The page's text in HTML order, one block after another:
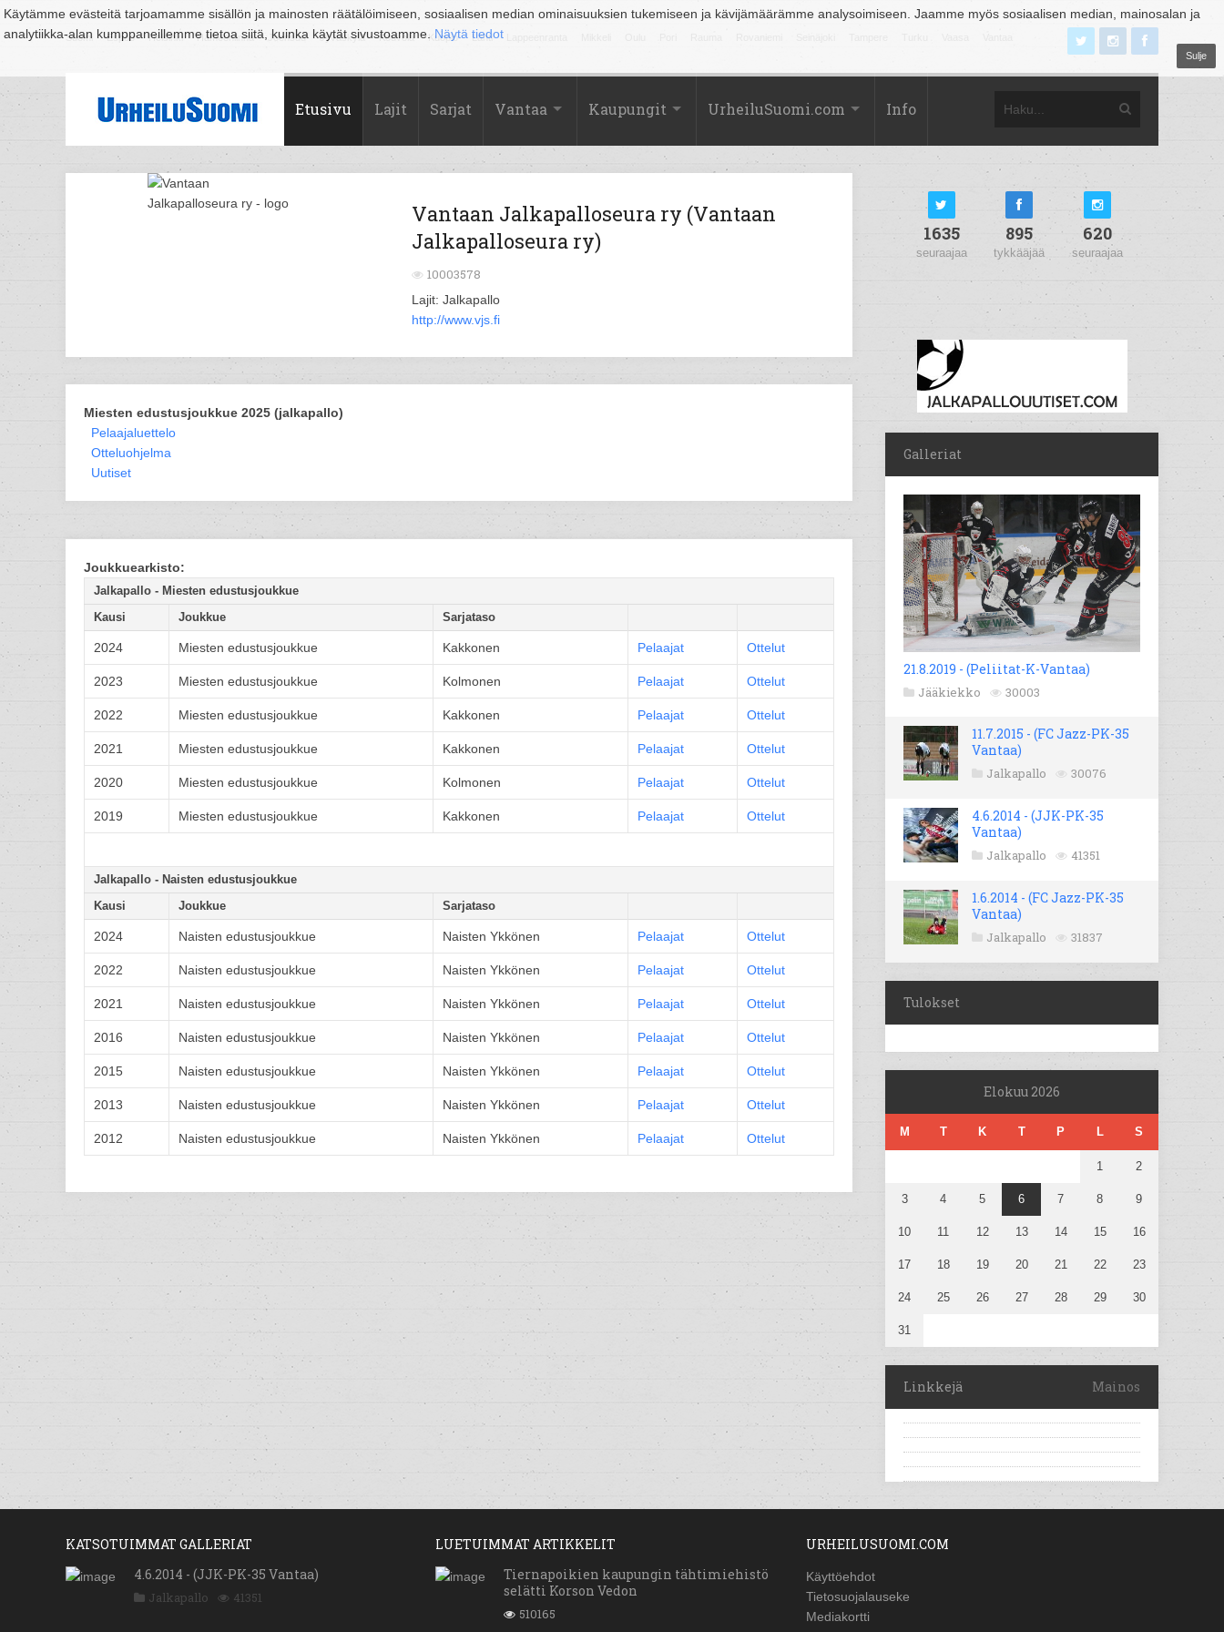
Käytämme evästeitä tarjoamamme sisällön ja mainosten räätälöimiseen, sosiaalisen median ominaisuuksien tukemiseen ja kävijämäärämme analysoimiseen. Jaamme myös sosiaalisen median, mainosalan ja
analytiikka-alan kumppaneillemme tietoa siitä, kuinka käytät sivustoamme. Näytä tiedot
Sulje
Suomi Espoo Helsinki Hämeenlinna Joensuu Jyväskylä Kouvola Kuopio Lahti
Etusivu Lajit Sarjat Vantaa Kaupungit UrheiluSuomi.com Info
Vantaan Jalkapalloseura ry (Vantaan
Jalkapalloseura ry)
10003578
Lajit: Jalkapallo
http://www.vjs.fi
Miesten edustusjoukkue 2025 (jalkapallo)
Pelaajaluettelo
Otteluohjelma
Uutiset
Joukkuearkisto:
Jalkapallo - Miesten edustusjoukkue
Kausi
Joukkue Sarjataso
2024 Miesten edustusjoukkue Kakkonen Pelaajat Ottelut
2023 Miesten edustusjoukkue Kolmonen Pelaajat Ottelut
2022 Miesten edustusjoukkue Kakkonen Pelaajat Ottelut
2021 Miesten edustusjoukkue Kakkonen Pelaajat Ottelut
2020 Miesten edustusjoukkue Kolmonen Pelaajat Ottelut
2019 Miesten edustusjoukkue Kakkonen Pelaajat Ottelut
Jalkapallo - Naisten edustusjoukkue
Kausi
Joukkue Sarjataso
2024 Naisten edustusjoukkue Naisten Ykkönen Pelaajat Ottelut
2022 Naisten edustusjoukkue Naisten Ykkönen Pelaajat Ottelut
2021 Naisten edustusjoukkue Naisten Ykkönen Pelaajat Ottelut
2016 Naisten edustusjoukkue Naisten Ykkönen Pelaajat Ottelut
2015 Naisten edustusjoukkue Naisten Ykkönen Pelaajat Ottelut
2013 Naisten edustusjoukkue Naisten Ykkönen Pelaajat Ottelut
2012 Naisten edustusjoukkue Naisten Ykkönen Pelaajat Ottelut
1635
seuraajaa
895
tykkääjää
620
seuraajaa
Galleriat
21.8.2019 - (Peliitat-K-Vantaa)
Jääkiekko 30003
11.7.2015 - (FC Jazz-PK-35
Vantaa)
Jalkapallo 30076
4.6.2014 - (JJK-PK-35
Vantaa)
Jalkapallo 41351
1.6.2014 - (FC Jazz-PK-35
Vantaa)
Jalkapallo 31837
Tulokset
Elokuu 2026
M T K T P L S
1 2
3 4 5 6 7 8 9
10 11 12 13 14 15 16
17 18 19 20 21 22 23
24 25 26 27 28 29 30
31
Linkkejä Mainos
KATSOTUIMMAT GALLERIAT
4.6.2014 - (JJK-PK-35 Vantaa)
Jalkapallo 41351
LUETUIMMAT ARTIKKELIT
Tiernapoikien kaupungin tähtimiehistö
selätti Korson Vedon
510165
URHEILUSUOMI.COM
Käyttöehdot
Tietosuojalauseke
Mediakortti